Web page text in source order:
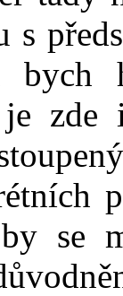
s
bych
je
se